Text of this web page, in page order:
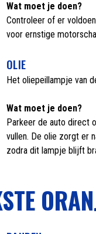
Wat moet je doen?
Controleer of er
voor ernstige
OLIE
Het oliepeillampje van
Wat moet je doen?
Parkeer de auto direct
vullen. De olie zorgt er
zodra dit lampje blijft